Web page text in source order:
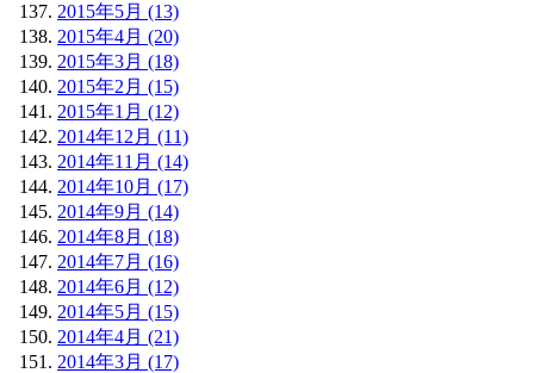
2015年5月 (13)
2015年4月 (20)
2015年3月 (18)
2015年2月 (15)
2015年1月 (12)
2014年12月 (11)
2014年11月 (14)
2014年10月 (17)
2014年9月 (14)
2014年8月 (18)
2014年7月 (16)
2014年6月 (12)
2014年5月 (15)
2014年4月 (21)
2014年3月 (17)